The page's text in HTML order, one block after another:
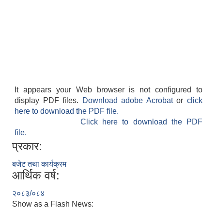
It appears your Web browser is not configured to
display PDF files.
Download adobe Acrobatorclick
here to download the PDF file.
Click here to download the PDF
file.
प्रकार:
बजेट तथा कार्यक्रम
आर्थिक वर्ष:
२०८३/०८४
Show as a Flash News: